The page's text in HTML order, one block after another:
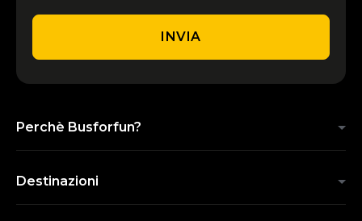
INVIA
Perchè Busforfun?
Destinazioni